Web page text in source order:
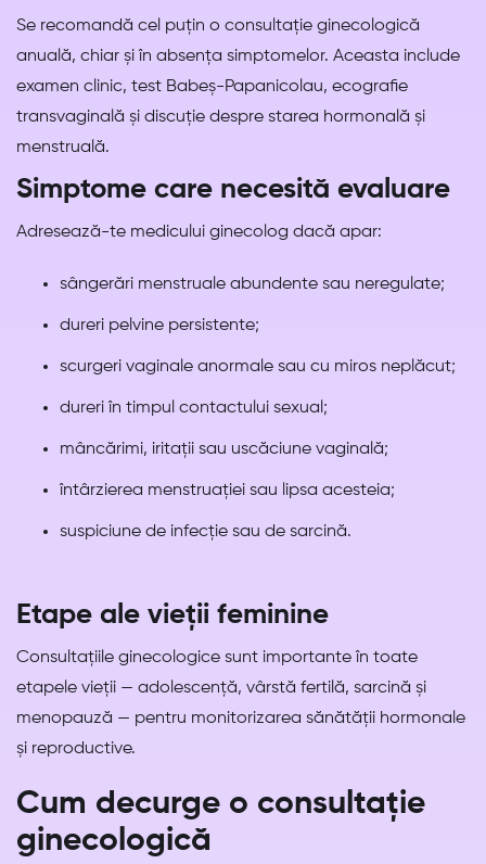
Se recomandă cel puțin o consultație ginecologică
anuală, chiar și în absența simptomelor. Aceasta include
examen clinic, test Babeș-Papanicolau, ecografie
transvaginală și discuție despre starea hormonală și
menstruală.
Simptome care necesită evaluare
Adresează-te medicului ginecolog dacă apar:
sângerări menstruale abundente sau neregulate;
dureri pelvine persistente;
scurgeri vaginale anormale sau cu miros neplăcut;
dureri în timpul contactului sexual;
mâncărimi, iritații sau uscăciune vaginală;
întârzierea menstruației sau lipsa acesteia;
suspiciune de infecție sau de sarcină.
Etape ale vieții feminine
Consultațiile ginecologice sunt importante în toate
etapele vieții — adolescență, vârstă fertilă, sarcină și
menopauză — pentru monitorizarea sănătății hormonale
și reproductive.
Cum decurge o consultație
ginecologică